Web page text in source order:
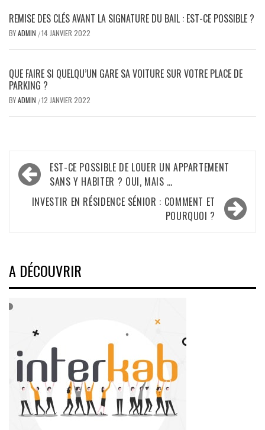
REMISE DES CLÉS AVANT LA SIGNATURE DU BAIL : EST-CE POSSIBLE ?
BYADMIN /14 JANVIER 2022
QUE FAIRE SI QUELQU’UN GARE SA VOITURE SUR VOTRE PLACE DE
PARKING ?
BYADMIN /12 JANVIER 2022
Navigation
de
l’article
EST-CE POSSIBLE DE LOUER UN APPARTEMENT
SANS Y HABITER ? OUI, MAIS …
INVESTIR EN RÉSIDENCE SÉNIOR : COMMENT ET
POURQUOI ?
A DÉCOUVRIR